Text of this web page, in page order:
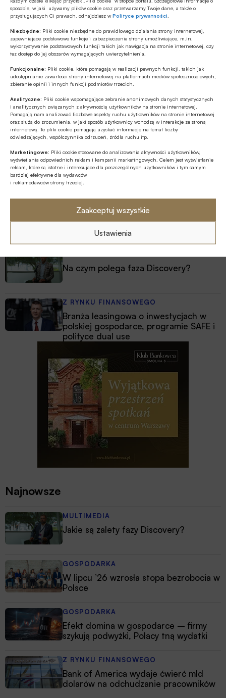
sposobie, w jaki używamy plików cookie oraz przetwarzamy Twoje dane, a także o
przysługujących Ci prawach, odnajdziesz wPolityce prywatności
Niezbędne: Pliki cookie niezbędne do prawidłowego działania strony internetowej,
zapewniające podstawowe funkcje i zabezpieczenia strony umożliwiające, m.in.
wykorzystywanie podstawowych funkcji takich jak nawigacja na stronie internetowej, czy
tez dostęp do jej obszarów wymagających uwierzytelnienia.
Funkcjonalne: Pliki cookie, które pomagają w realizacji pewnych funkcji, takich jak
udostępnianie zawartości strony internetowej na platformach mediów społecznościowych,
zbieranie opinii i innych funkcji podmiotów trzecich.
Analityczne: Pliki cookie wspomagające zebranie anonimowych danych statystycznych
i analitycznych związanych z aktywnością użytkowników na stronie internetowej.
Pomagają nam analizować liczbowe aspekty ruchu użytkowników na stronie internetowej
oraz służą do zrozumienia, w jaki sposób użytkownicy wchodzą w interakcje ze stroną
internetową. Te pliki cookie pomagają uzyskać informacje na temat liczby
odwiedzających, współczynnika odrzuceń, źródła ruchu itp.
Marketingowe: Pliki cookie stosowane do analizowania aktywności użytkowników,
wyświetlania odpowiednich reklam i kampanii marketingowych. Celem jest wyświetlanie
reklam, które są istotne i interesujące dla poszczególnych użytkowników i tym samym
bardziej efektywne dla wydawców
i reklamodawców strony trzeciej.
Zaakceptuj wszystkie
Ustawienia
Autor
Źródło
Polecamy
MULTIMEDIA
Banki mogą bezpośrednio finansować
przemysł zbrojeniowy
Z RYNKU FINANSOWEGO
PKO BP o nowych zasadach
ustawowych w sprawach frankowych
Na czym polega faza Discovery?
Z RYNKU FINANSOWEGO
Branża leasingowa o inwestycjach w
polskiej gospodarce, programie SAFE i
polityce dual use
Najnowsze
MULTIMEDIA
Jakie są zalety fazy Discovery?
GOSPODARKA
W lipcu ’26 wzrosła stopa bezrobocia w
Polsce
GOSPODARKA
Efekt domina w gospodarce – firmy
szykują podwyżki, Polacy tną wydatki
Z RYNKU FINANSOWEGO
Bank of America wydaje ćwierć mld
dolarów na odchudzanie pracowników